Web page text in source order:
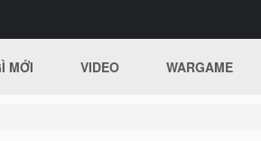
MỚI VIDEO WARGAME